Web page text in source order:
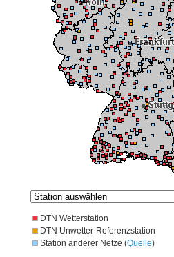
DTN Wetterstation
DTN Unwetter-Referenzstation
Station anderer Netze (Quelle)